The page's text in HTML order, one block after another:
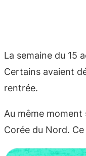
La semaine du 15
Certains avaient
rentrée.
Au même
Corée du Nord.